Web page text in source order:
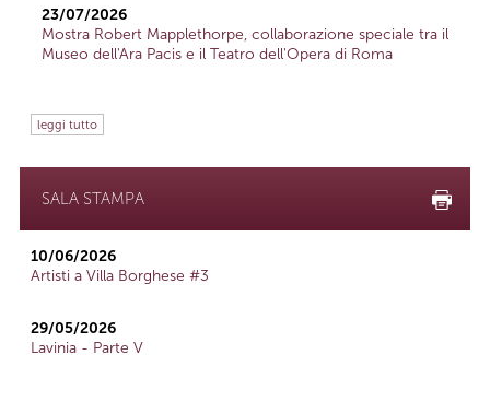
23/07/2026
Mostra Robert Mapplethorpe, collaborazione speciale tra il
Museo dell'Ara Pacis e il Teatro dell'Opera di Roma
leggi tutto
SALA STAMPA
10/06/2026
Artisti a Villa Borghese #3
29/05/2026
Lavinia - Parte V